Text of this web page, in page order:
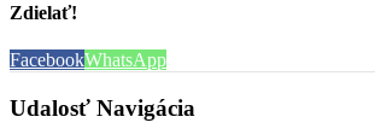
Zdielať!
FacebookWhatsApp
Udalosť Navigácia